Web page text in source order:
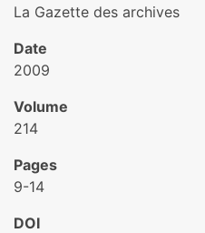
La Gazette des archives
Date
2009
Volume
214
Pages
9-14
DOI